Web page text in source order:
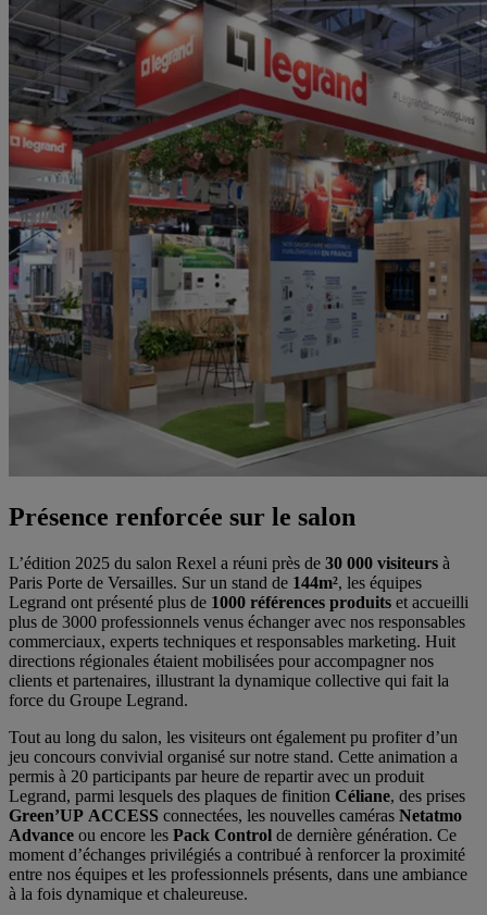
Présence renforcée sur le salon
L’édition 2025 du salon Rexel a réuni près de 30 000 visiteurs à
Paris Porte de Versailles. Sur un stand de 144m², les équipes
Legrand ont présenté plus de 1000 références produits et accueilli
plus de 3000 professionnels venus échanger avec nos responsables
commerciaux, experts techniques et responsables marketing. Huit
directions régionales étaient mobilisées pour accompagner nos
clients et partenaires, illustrant la dynamique collective qui fait la
force du Groupe Legrand.
Tout au long du salon, les visiteurs ont également pu profiter d’un
jeu concours convivial organisé sur notre stand. Cette animation a
permis à 20 participants par heure de repartir avec un produit
Legrand, parmi lesquels des plaques de finition Céliane, des prises
Green’UP ACCESS connectées, les nouvelles caméras Netatmo
Advance ou encore les Pack Control de dernière génération. Ce
moment d’échanges privilégiés a contribué à renforcer la proximité
entre nos équipes et les professionnels présents, dans une ambiance
à la fois dynamique et chaleureuse.